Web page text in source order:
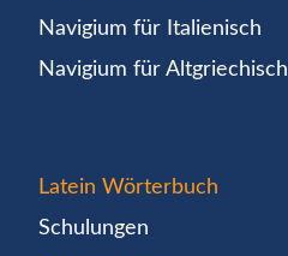
Navigium für Italienisch
Navigium für Altgriechisch
Latein Wörterbuch
Schulungen